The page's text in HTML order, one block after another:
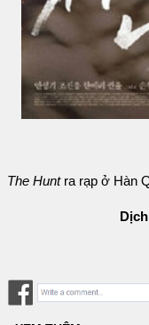
The Huntra rạp ở Hàn